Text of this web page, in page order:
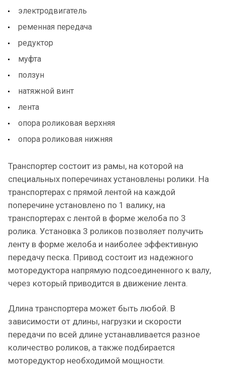
электродвигатель
ременная передача
редуктор
муфта
ползун
натяжной винт
лента
опора роликовая верхняя
опора роликовая нижняя
Транспортер состоит из рамы, на которой на
специальных поперечинах установлены ролики. На
транспортерах с прямой лентой на каждой
поперечине установлено по 1 валику, на
транспортерах с лентой в форме желоба по 3
ролика. Установка 3 роликов позволяет получить
ленту в форме желоба и наиболее эффективную
передачу песка. Привод состоит из надежного
моторедуктора напрямую подсоединенного к валу,
через который приводится в движение лента.
Длина транспортера может быть любой. В
зависимости от длины, нагрузки и скорости
передачи по всей длине устанавливается разное
количество роликов, а также подбирается
моторедуктор необходимой мощности.